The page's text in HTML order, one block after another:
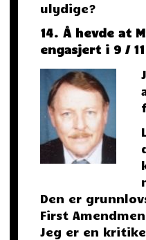
ulydige?
14. Å hevde at
engasjert i 9 /
Den er
First
Jeg er en